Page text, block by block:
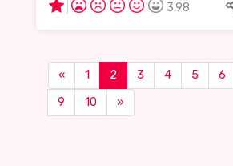
3,98
« 1 2 3 4 5 6
9
10 »